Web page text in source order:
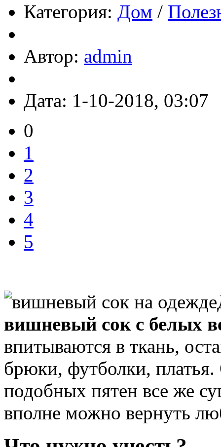
Категория: Дом /
Автор: admin
Дата: 1-10-2018, 03:07
0
1
2
3
4
5
вишневый сок с белых
впитываются в ткань,
брюки, футболки,
подобных пятен все же
вполне можно вернуть